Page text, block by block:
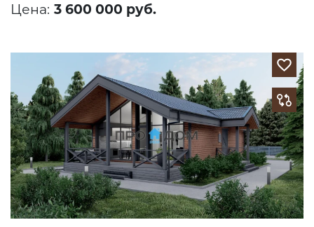
Цена: 3 600 000 руб.